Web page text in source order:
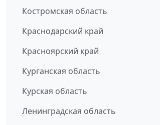
Костромская область
Краснодарский край
Красноярский край
Курганская область
Курская область
Ленинградская область